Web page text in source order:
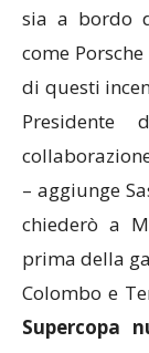
sia a bordo
come
di questi
– aggiunge
chiederò a
prima della
Colombo e
Supercopa